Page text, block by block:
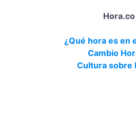
Hora.co
¿Qué hora es en
Cambio
Cultura sobre